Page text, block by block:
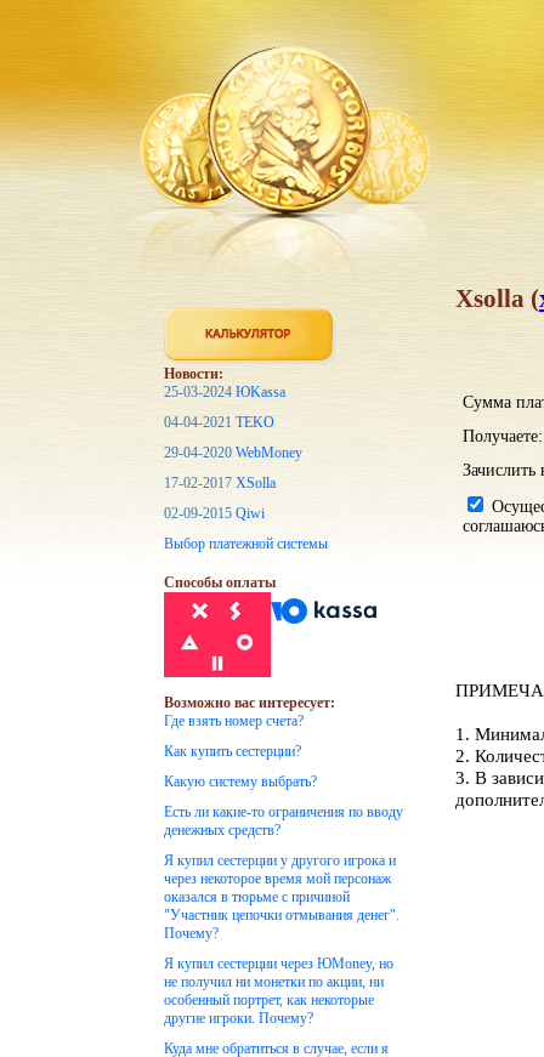
Xsolla (
Сумма
Получаете:
Зачислить
1.
2.
3. В
Новости:
25-03-2024 ЮKassa
04-04-2021 TEKO
29-04-2020 WebMoney
17-02-2017 XSolla
02-09-2015 Qiwi
Выбор платежной системы
Способы оплаты
Возможно вас интересует:
Где взять номер счета?
Как купить сестерции?
Какую систему выбрать?
Есть ли какие-то ограничения по вводу
денежных средств?
Я купил сестерции у другого игрока и
через некоторое время мой персонаж
оказался в тюрьме с причиной
"Участник цепочки отмывания денег".
Почему?
Я купил сестерции через ЮMoney, но
не получил ни монетки по акции, ни
особенный портрет, как некоторые
другие игроки. Почему?
Куда мне обратиться в случае, если я